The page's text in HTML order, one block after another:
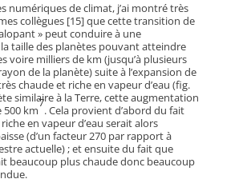
numériques de climat, j’ai montré très
collègues [15] que cette transition de
» peut conduire à une
taille des planètes pouvant atteindre
voire milliers de km (jusqu’à plusieurs
de la planète) suite à l’expansion de
chaude et riche en vapeur d’eau (fig.
similaire à la Terre, cette augmentation
km
7
. Cela provient d’abord du fait
en vapeur d’eau serait alors
(d’un facteur 270 par rapport à
actuelle) ; et ensuite du fait que
beaucoup plus chaude donc beaucoup